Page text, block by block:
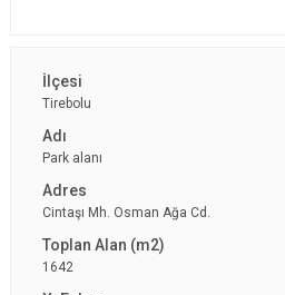
Tirebolu
Park alanı
Cintaşı Mh. Osman Ağa Cd.
1642